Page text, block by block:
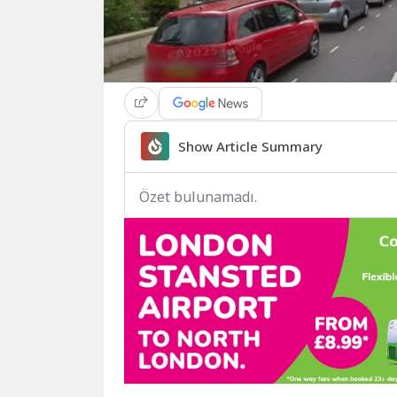
Show Article Summary
Özet bulunamadı.